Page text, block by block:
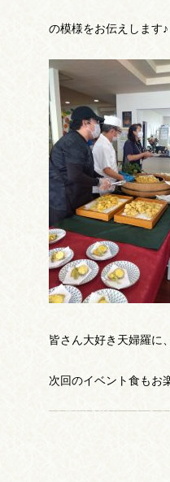
の模様をお伝えします♪
皆さん大好き天婦羅に
次回のイベント食もお